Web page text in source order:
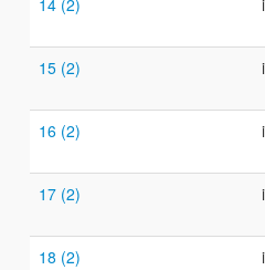
14 (2)
15 (2)
16 (2)
17 (2)
18 (2)